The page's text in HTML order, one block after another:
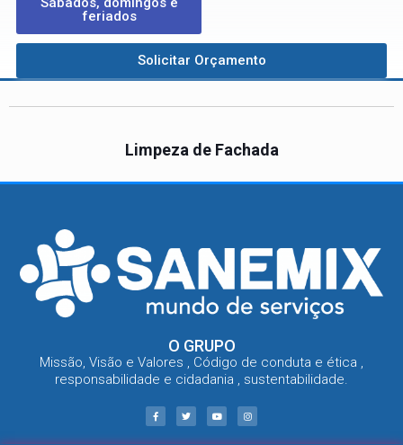
feriados
Solicitar Orçamento
Limpeza de Fachada
O GRUPO
Missão, Visão e Valores , Código de conduta e ética ,
responsabilidade e cidadania , sustentabilidade.